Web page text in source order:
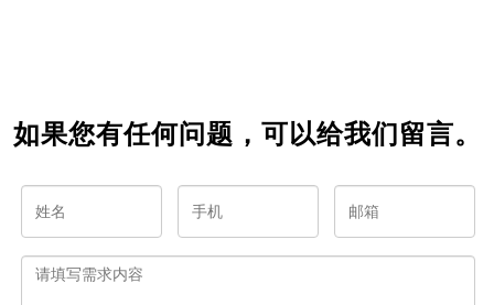
如果您有任何问题，可以给我们留言。